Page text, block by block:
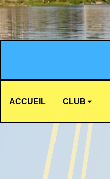
ACCUEIL CLUB